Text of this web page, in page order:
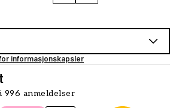
informasjonskapsler
996 anmeldelser